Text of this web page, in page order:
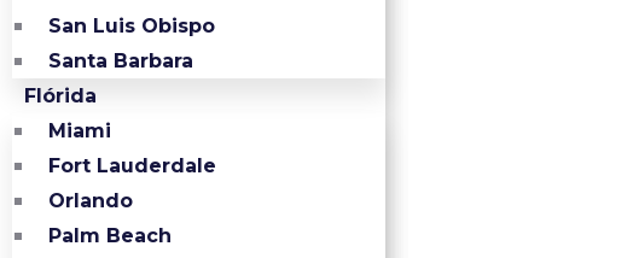
San Luis Obispo
Santa Barbara
Flórida
Miami
Fort Lauderdale
Orlando
Palm Beach